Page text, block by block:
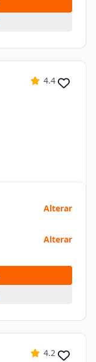
4.4
Alterar
Alterar
4.2